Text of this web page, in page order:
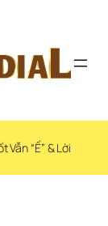
“Ế” & Lời